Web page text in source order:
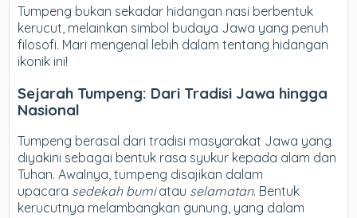
Tumpeng bukan sekadar hidangan nasi berbentuk
kerucut, melainkan simbol budaya Jawa yang penuh
filosofi. Mari mengenal lebih dalam tentang hidangan
ikonik ini!
Sejarah Tumpeng: Dari Tradisi Jawa hingga
Nasional
Tumpeng berasal dari tradisi masyarakat Jawa yang
diyakini sebagai bentuk rasa syukur kepada alam dan
Tuhan. Awalnya, tumpeng disajikan dalam
upacara sedekah bumiatau selamatan. Bentuk
kerucutnya melambangkan gunung, yang dalam